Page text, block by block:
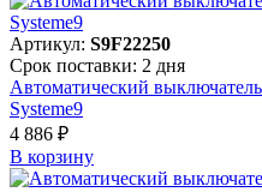
Артикул: S9F22250
Срок поставки: 2 дня
Автоматический
Systeme9
4 886 ₽
В корзинy